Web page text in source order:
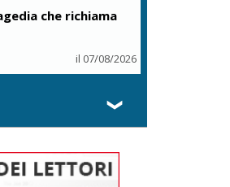
che richiama
il 07/08/2026
❯